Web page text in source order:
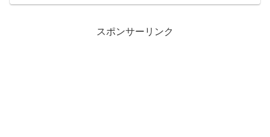
スポンサーリンク